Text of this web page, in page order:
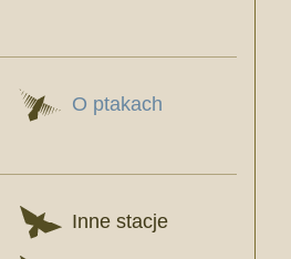
O ptakach
Inne stacje